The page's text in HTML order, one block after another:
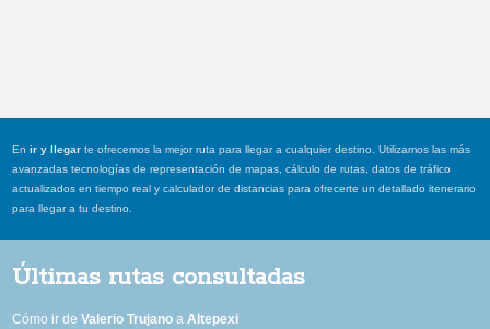
Enir y llegar te ofrecemos la mejor ruta para llegar a cualquier destino. Utilizamos las más
avanzadas tecnologías de representación de mapas, cálculo de rutas, datos de tráfico
actualizados en tiempo real y calculador de distancias para ofrecerte un detallado itenerario
para llegar a tu destino.
Últimas rutas consultadas
Cómo ir deValerio Trujano aAltepexi